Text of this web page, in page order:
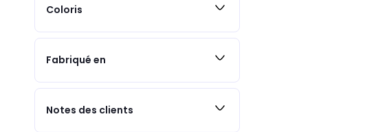
Coloris
Fabriqué en
Notes des clients